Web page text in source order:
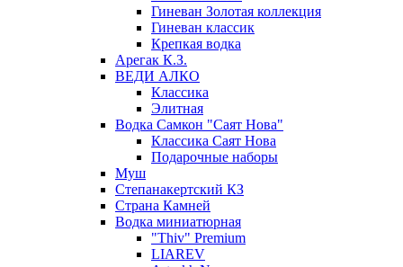
Гиневан Золотая коллекция
Гиневан классик
Крепкая водка
Арегак К.З.
ВЕДИ АЛКО
Классика
Элитная
Водка Самкон "Саят Нова"
Классика Саят Нова
Подарочные наборы
Муш
Степанакертский КЗ
Страна Камней
Водка миниатюрная
"Thiv" Premium
LIAREV